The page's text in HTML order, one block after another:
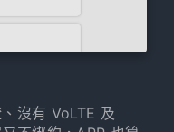
沒有 VoLTE 及